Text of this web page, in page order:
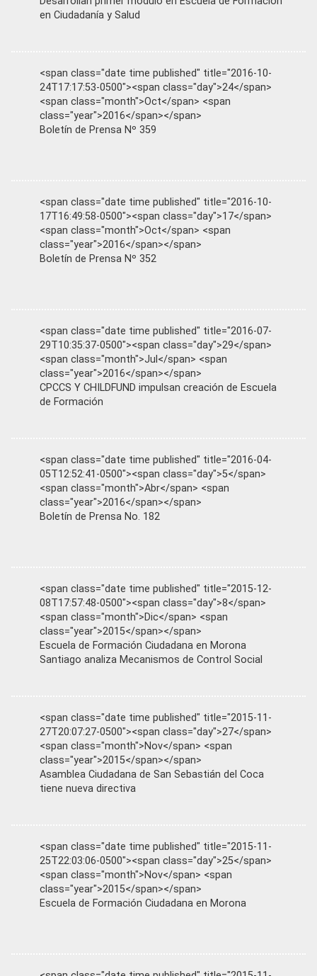
en Ciudadanía y Salud
<span class="date time published" title="2016-10-
24T17:17:53-0500"><span class="day">24</span>
<span class="month">Oct</span> <span
class="year">2016</span></span>
Boletín de Prensa Nº 359
<span class="date time published" title="2016-10-
17T16:49:58-0500"><span class="day">17</span>
<span class="month">Oct</span> <span
class="year">2016</span></span>
Boletín de Prensa Nº 352
<span class="date time published" title="2016-07-
29T10:35:37-0500"><span class="day">29</span>
<span class="month">Jul</span> <span
class="year">2016</span></span>
CPCCS Y CHILDFUND impulsan creación de Escuela
de Formación
<span class="date time published" title="2016-04-
05T12:52:41-0500"><span class="day">5</span>
<span class="month">Abr</span> <span
class="year">2016</span></span>
Boletín de Prensa No. 182
<span class="date time published" title="2015-12-
08T17:57:48-0500"><span class="day">8</span>
<span class="month">Dic</span> <span
class="year">2015</span></span>
Escuela de Formación Ciudadana en Morona
Santiago analiza Mecanismos de Control Social
<span class="date time published" title="2015-11-
27T20:07:27-0500"><span class="day">27</span>
<span class="month">Nov</span> <span
class="year">2015</span></span>
Asamblea Ciudadana de San Sebastián del Coca
tiene nueva directiva
<span class="date time published" title="2015-11-
25T22:03:06-0500"><span class="day">25</span>
<span class="month">Nov</span> <span
class="year">2015</span></span>
Escuela de Formación Ciudadana en Morona